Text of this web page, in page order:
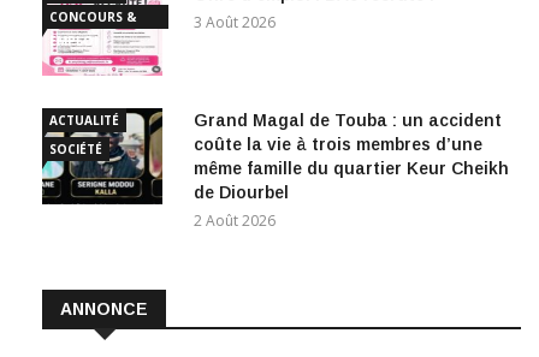
CONCOURS &
EMPLOI
3 Août 2026
ACTUALITÉ
SOCIÉTÉ
Grand Magal de Touba : un accident
coûte la vie à trois membres d’une
même famille du quartier Keur Cheikh
de Diourbel
2 Août 2026
ANNONCE